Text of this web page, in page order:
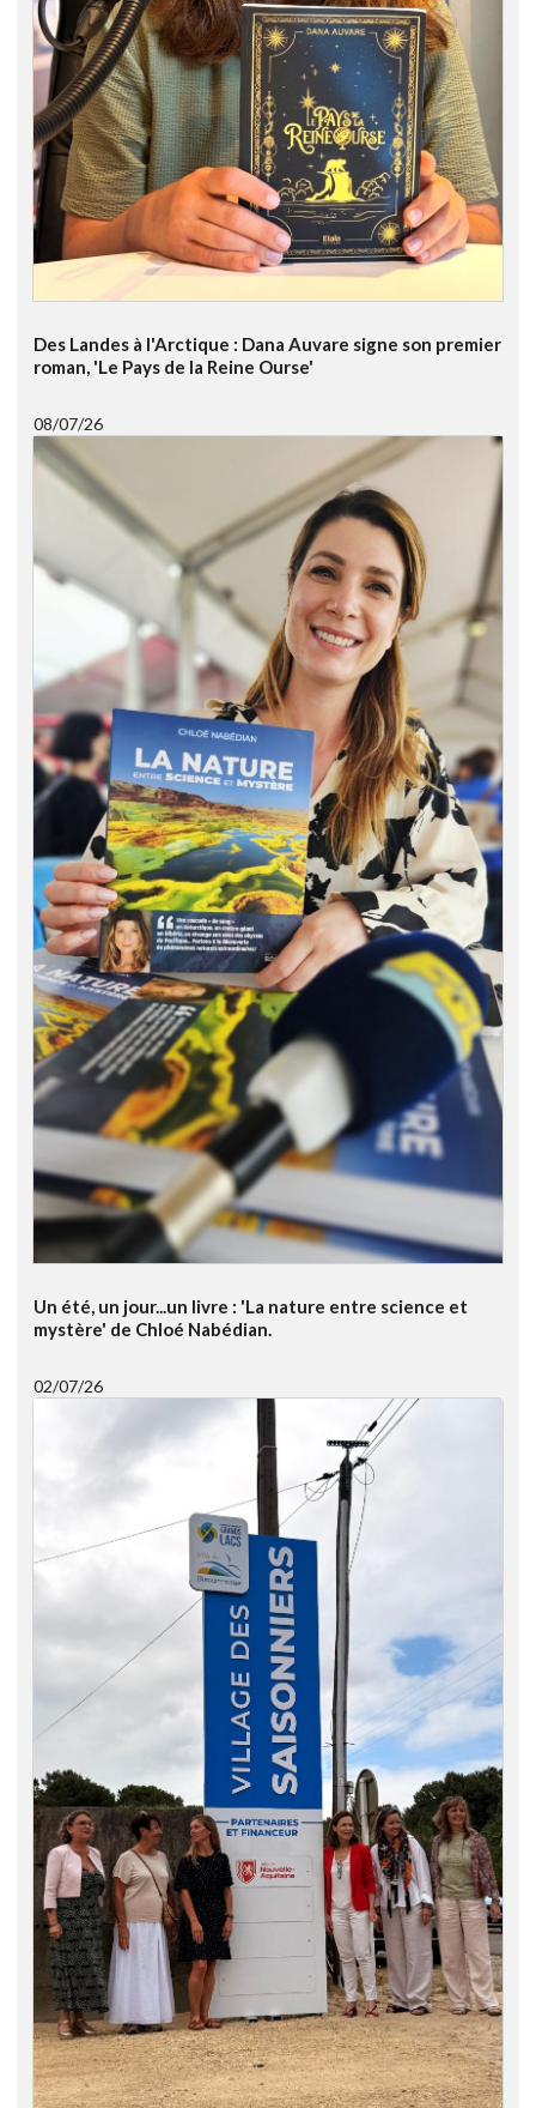
Des Landes à l'Arctique : Dana Auvare signe son premier
roman, 'Le Pays de la Reine Ourse'
08/07/26
Un été, un jour...un livre : 'La nature entre science et
mystère' de Chloé Nabédian.
02/07/26